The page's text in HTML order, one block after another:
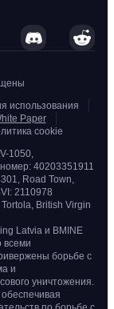
использования
Paper
cookie
1050,
40203351911
Road Town,
2110978
British Virgin
Latvia и BMINE
всеми
борьбе с
и
уничтожения.